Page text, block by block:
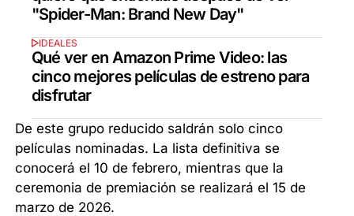
"Spider-Man: Brand New Day"
IDEALES
Qué ver en Amazon Prime Video: las
cinco mejores películas de estreno para
disfrutar
De este grupo reducido saldrán solo cinco
películas nominadas. La lista definitiva se
conocerá el 10 de febrero, mientras que la
ceremonia de premiación se realizará el 15 de
marzo de 2026.